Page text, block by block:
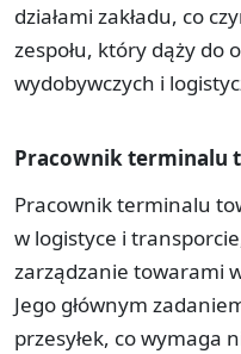
działami zakładu, co
zespołu, który dąży do
wydobywczych i
Pracownik terminalu
Pracownik terminalu
w logistyce i
zarządzanie towarami
Jego głównym
przesyłek, co wymaga